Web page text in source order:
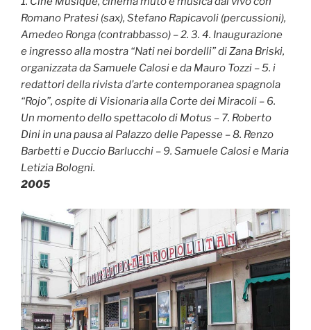
Romano Pratesi (sax), Stefano Rapicavoli (percussioni),
Amedeo Ronga (contrabbasso) – 2. 3. 4. Inaugurazione
e ingresso alla mostra “Nati nei bordelli” di Zana Briski,
organizzata da Samuele Calosi e da Mauro Tozzi – 5. i
redattori della rivista d’arte contemporanea spagnola
“Rojo”, ospite di Visionaria alla Corte dei Miracoli – 6.
Un momento dello spettacolo di Motus – 7. Roberto
Dini in una pausa al Palazzo delle Papesse – 8. Renzo
Barbetti e Duccio Barlucchi – 9. Samuele Calosi e Maria
Letizia Bologni.
2005